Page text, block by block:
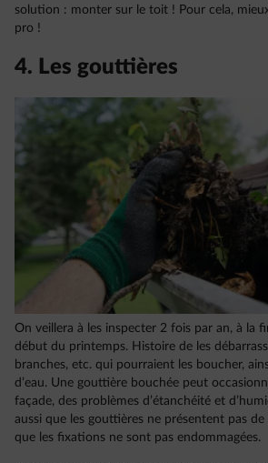
solution : monter sur le toit ! Pour cela,
pro !
4. Les gouttières
On veillera à les inspecter 2 fois par an, à la
début du printemps. Histoire de les
branches, etc. qui pourraient les boucher,
d’eau. Une gouttière bouchée peut
façade, des problèmes d’étanchéité et
aussi que les gouttières ne présentent pas
que les fixations ne sont pas endommagées.